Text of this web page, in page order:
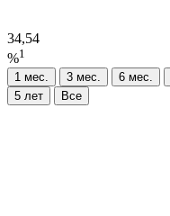
34,54
%1
1 мес.
3 мес. 6 мес.
5 лет
Все